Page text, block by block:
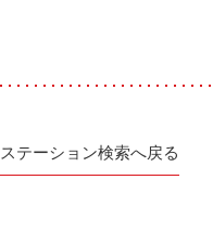
ステーション検索へ戻る